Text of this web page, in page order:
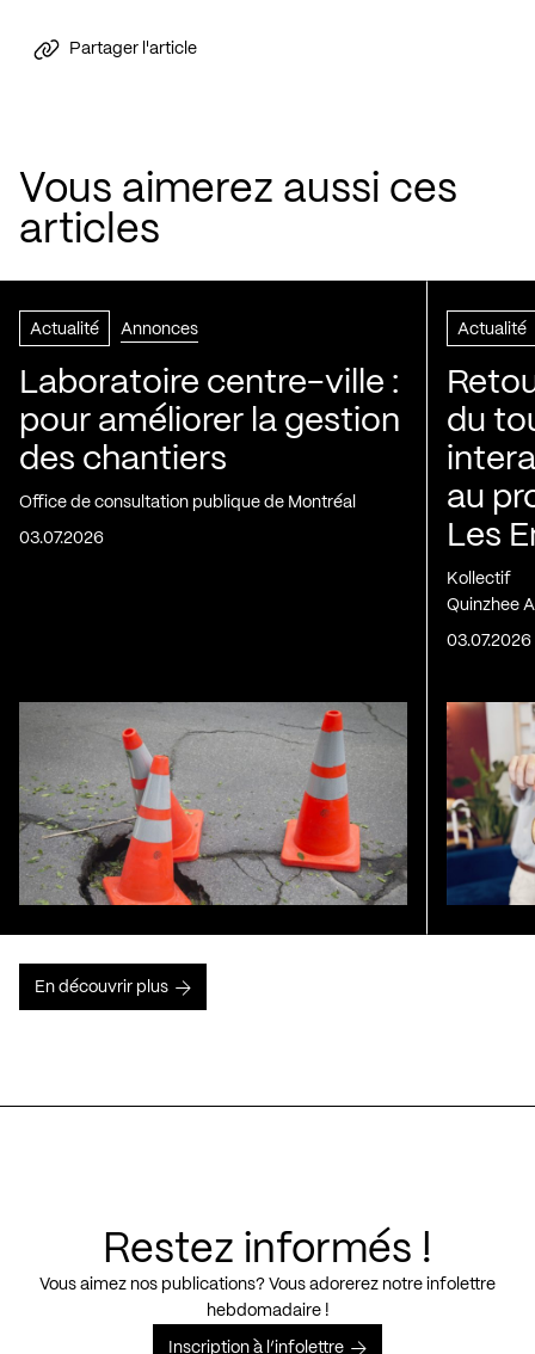
Partager l'article
Vous aimerez aussi ces
articles
Actualité Annonces
Laboratoire centre-ville :
pour améliorer la gestion
des chantiers
Office de consultation publique de Montréal
03.07.2026
Actualité
du
au
Les
Kollectif
Quinzhee
03.07.2026
En découvrir plus
Restez informés !
Vous aimez nos publications? Vous adorerez notre infolettre
hebdomadaire !
Inscription à l’infolettre